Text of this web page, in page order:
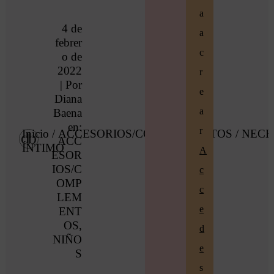
Inicio / ACCESORIOS/COMPLEMENTOS /
ÍNTIMO
4 de
febrer
o de
2022
| Por
Diana
Baena
en:
ACC
ESOR
IOS/C
OMP
LEM
ENT
OS,
NIÑO
S
a
a
c
r
e
a
r
A
c
c
e
d
e
s